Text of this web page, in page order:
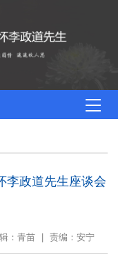
李政道先生座谈会
：青苗 责编：安宁